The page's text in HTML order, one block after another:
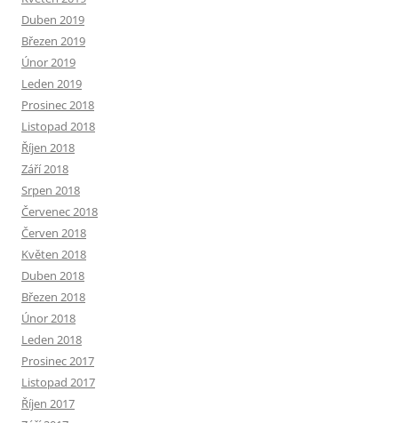
Duben 2019
Březen 2019
Únor 2019
Leden 2019
Prosinec 2018
Listopad 2018
Říjen 2018
Září 2018
Srpen 2018
Červenec 2018
Červen 2018
Květen 2018
Duben 2018
Březen 2018
Únor 2018
Leden 2018
Prosinec 2017
Listopad 2017
Říjen 2017